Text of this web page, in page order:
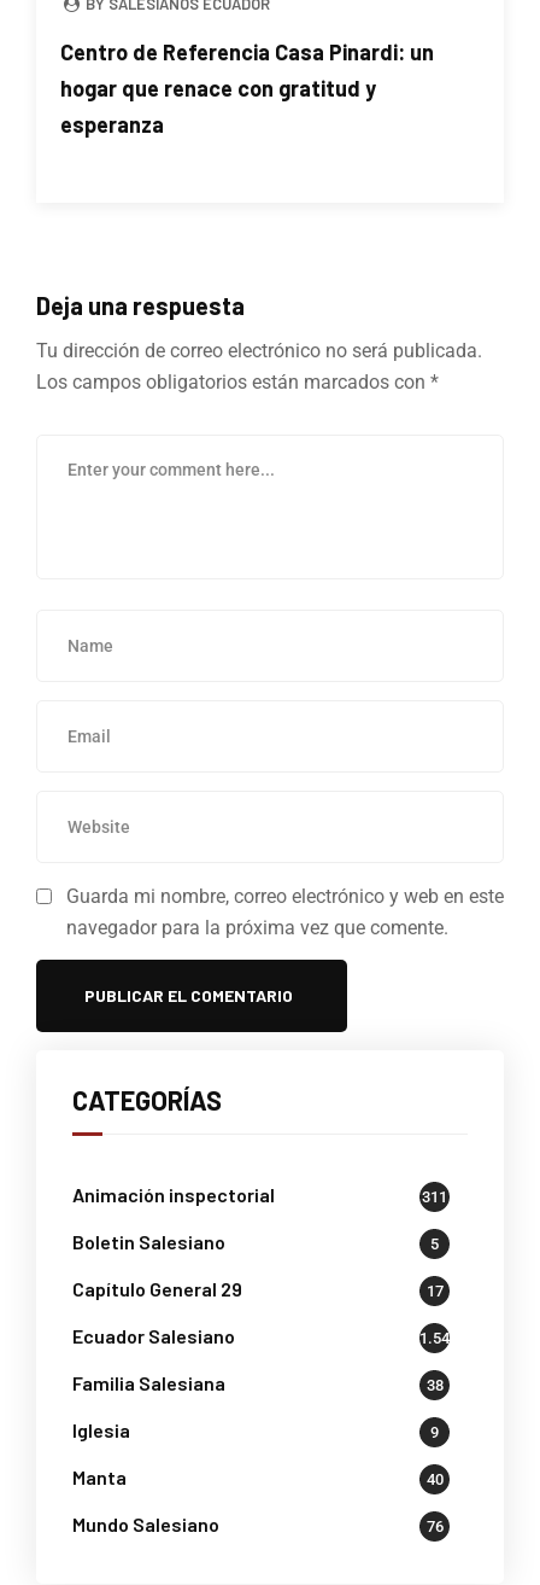
Centro de Referencia Casa Pinardi: un
hogar que renace con gratitud y
esperanza
Deja una respuesta
Tu dirección de correo electrónico no será publicada.
Los campos obligatorios están marcados con *
Guarda mi nombre, correo electrónico y web en este
navegador para la próxima vez que comente.
CATEGORÍAS
Animación inspectorial 311
Boletin Salesiano 5
Capítulo General 29 17
Ecuador Salesiano 1.541
Familia Salesiana 38
Iglesia 9
Manta 40
Mundo Salesiano 76